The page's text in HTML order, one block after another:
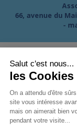
Salut c'est nous...
les Cookies
On a attendu d'être
site vous intéresse
mais on aimerait bien
pendant votre visite...
66, avenue du
-